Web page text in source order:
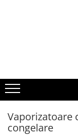
FILTRE CASTEL
Valve Solenoid
VALVE SOLENOID
Valve Termostatice
AGREGATE
AGREGATE
Agregate Tecumseh
AGREGATE
AGREGATE
Compresoare
R404A
Compresoare
R290
Compresoare
Compresoare
VAPORIZATOARE
Vaporizatoare ECO -
VAPORIZATOARE
CTE PAS 6
PAS 8
VAPORIZATOARE
Solutii curatare/
SUPORTI AER
KITURI INSTALARE
CONDITIONAT
ACCESORII AER
APARATE AER
Vaporizatoare
congelare